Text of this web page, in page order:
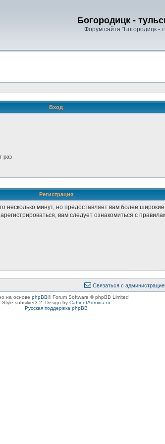
Богородицк -
Форум сайта "Богородицк -
Вход
раз
Регистрация
минут, но предоставляет вам более
вам следует ознакомиться с
Связаться с
на основе phpBB® Forum Software © phpBB Limited
Style subsilver3.2. Design by CabinetAdmina.ru
Русская поддержка phpBB